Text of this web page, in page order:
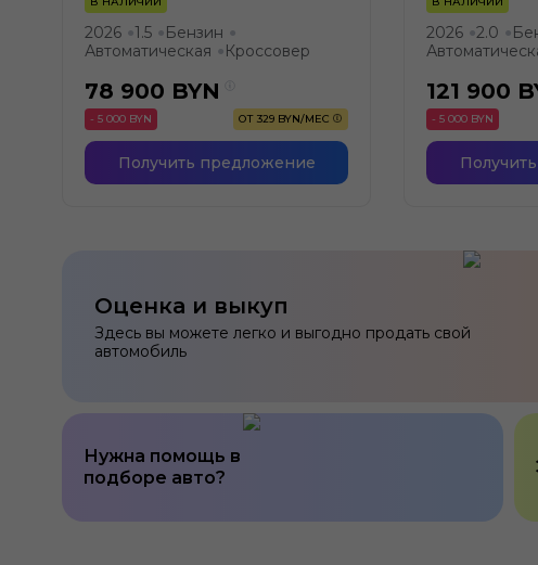
2026 ●1.5 ● Бензин ●
Автоматическая ● Кроссовер
78 900 BYN
- 5 000 BYN ОТ 329 BYN/МЕС
Получить предложение
2026 ●2.0 ●
121 900
- 5 000 BYN
Оценка и выкуп
Здесь вы можете легко и выгодно продать свой
автомобиль
Нужна помощь в
подборе авто?